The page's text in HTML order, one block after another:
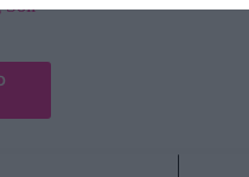
Soil